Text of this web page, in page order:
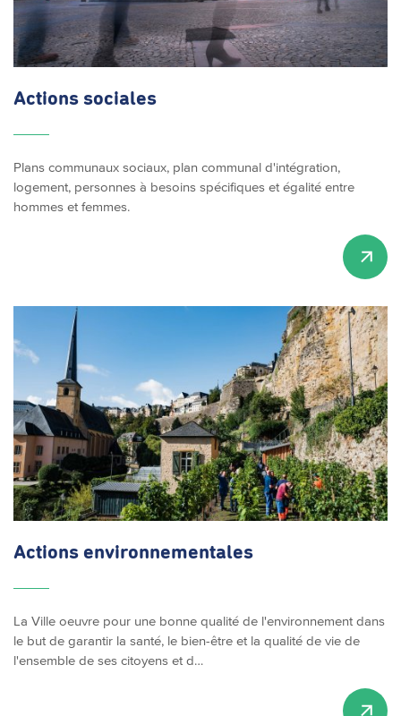
Actions sociales
Plans communaux sociaux, plan communal d'intégration,
logement, personnes à besoins spécifiques et égalité entre
hommes et femmes.
Actions environnementales
La Ville oeuvre pour une bonne qualité de l'environnement dans
le but de garantir la santé, le bien-être et la qualité de vie de
l'ensemble de ses citoyens et d…